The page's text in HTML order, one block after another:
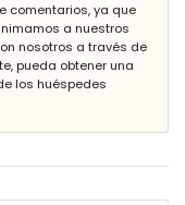
comentarios, ya que
a nuestros
nosotros a través de
pueda obtener una
los huéspedes